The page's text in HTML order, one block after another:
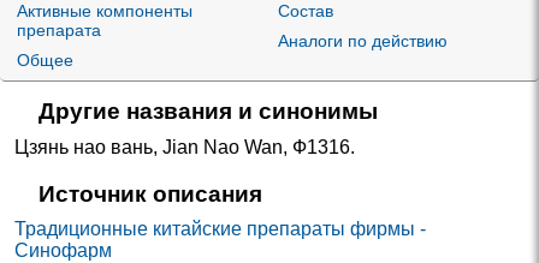
Активные компоненты
препарата
Общее
Состав
Аналоги по действию
Другие названия и синонимы
Цзянь нао вань,Jian Nao Wan, Ф1316.
Источник описания
Традиционные китайские препараты фирмы -
Синофарм